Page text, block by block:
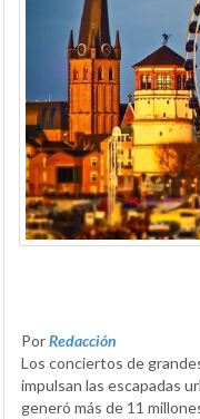
PorRedacción
Los conciertos de
impulsan las escapadas
generó más de 11